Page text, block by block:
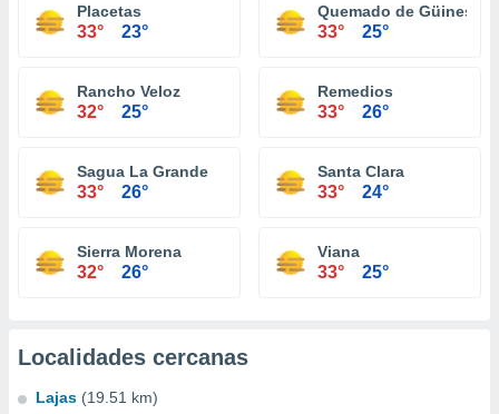
Placetas
33° 23°
Quemado de Güines
33° 25°
Rancho Veloz
32° 25°
Remedios
33° 26°
Sagua La Grande
33° 26°
Santa Clara
33° 24°
Sierra Morena
32° 26°
Viana
33° 25°
Localidades cercanas
Lajas (19.51 km)